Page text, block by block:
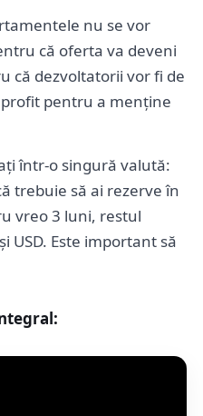
nu se vor
că oferta va deveni
că dezvoltatorii vor fi de
pentru a menține
într-o singură valută:
trebuie să ai rezerve în
vreo 3 luni, restul
USD. Este important să